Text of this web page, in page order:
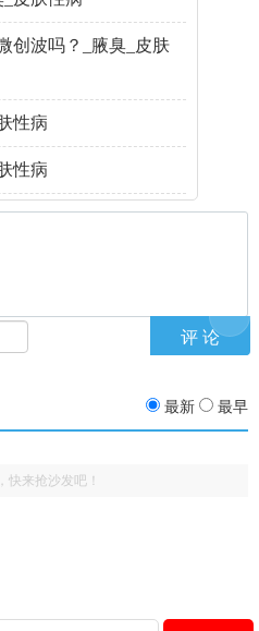
创波吗？_腋臭_皮肤
性病
性病
最新 最早
快来抢沙发吧！